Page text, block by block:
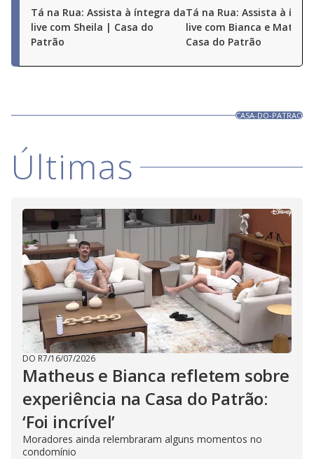
Tá na Rua: Assista à íntegra da
live com Sheila | Casa do
Patrão
Tá na Rua: Assista à
live com Bianca e
Casa do Patrão
CASA-DO-PATRAO
Últimas
DO R7/16/07/2026
Matheus e Bianca refletem sobre
experiência na Casa do Patrão:
‘Foi incrível’
Moradores ainda relembraram alguns momentos no
condomínio